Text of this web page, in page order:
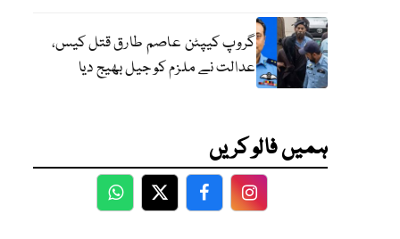
گروپ کیپٹن عاصم طارق قتل کیس،
عدالت نے ملزم کو جیل بھیج دیا
ہمیں فالو کریں
WhatsApp
TwitterFacebookFacebook